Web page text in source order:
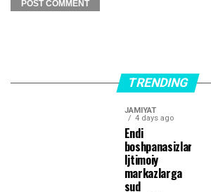
TRENDING
JAMIYAT
4 days ago
Endi
boshpanasizlar
Ijtimoiy
markazlarga
sud